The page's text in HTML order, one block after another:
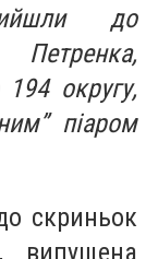
до
округу,
піаром
скриньок
випущена